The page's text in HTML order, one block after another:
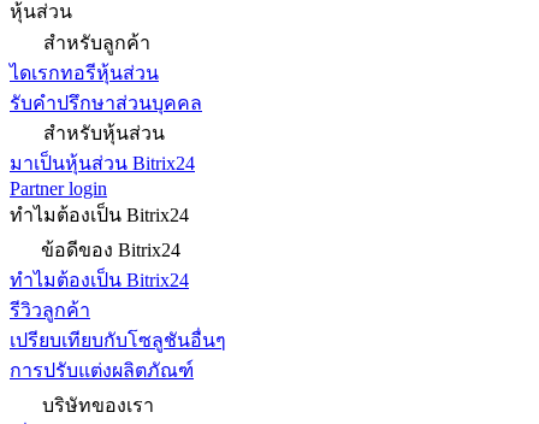
หุ้นส่วน
สำหรับลูกค้า
ไดเรกทอรีหุ้นส่วน
รับคำปรึกษาส่วนบุคคล
สำหรับหุ้นส่วน
มาเป็นหุ้นส่วน Bitrix24
Partner login
ทำไมต้องเป็น Bitrix24
ข้อดีของ Bitrix24
ทำไมต้องเป็น Bitrix24
รีวิวลูกค้า
เปรียบเทียบกับโซลูชันอื่นๆ
การปรับแต่งผลิตภัณฑ์
บริษัทของเรา